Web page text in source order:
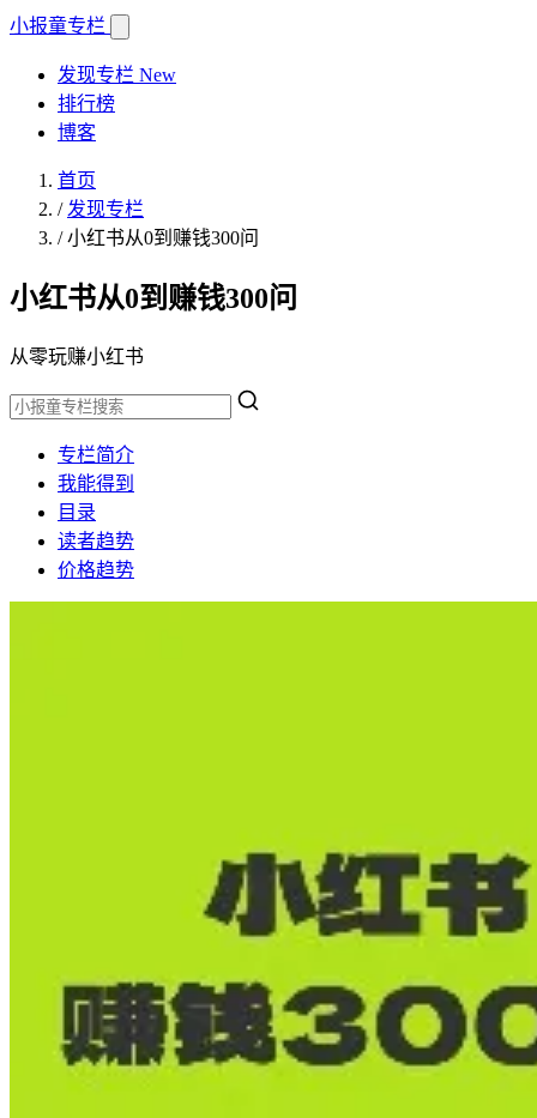
小报童专栏
发现专栏 New
排行榜
博客
首页
/ 发现专栏
/小红书从0到赚钱300问
小红书从0到赚钱300问
从零玩赚小红书
专栏简介
我能得到
目录
读者趋势
价格趋势